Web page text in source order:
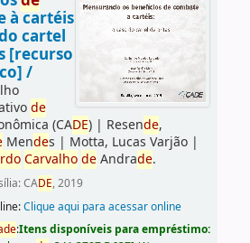
à cartéis
cartel
[recurso
/
de
(CADE)| Resende,
Mendes | Motta, Lucas Varjão|
Carvalho deAndrade.
CADE, 2019
Clique aqui para acessar online
de:Itens disponíveis para empréstimo: